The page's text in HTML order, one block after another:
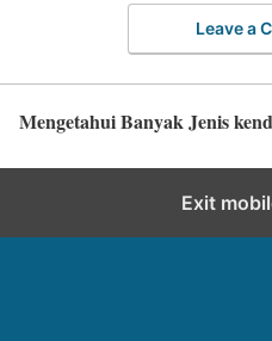
Leave a
Mengetahui Banyak Jenis
Exit